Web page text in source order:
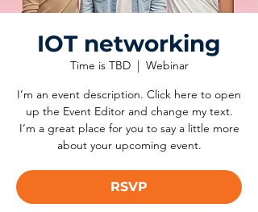
IOT networking
Time is TBD
  |
Webinar
I’m an event description. Click here to open
up the Event Editor and change my text.
I’m a great place for you to say a little more
about your upcoming event.
RSVP